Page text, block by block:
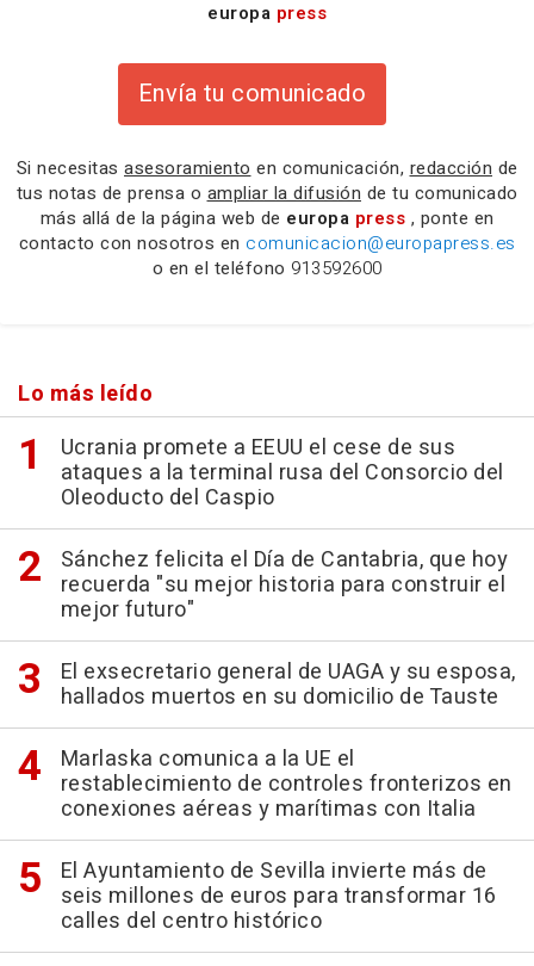
europa press
Envía tu comunicado
Si necesitas asesoramiento en comunicación, redacción de
tus notas de prensa o ampliar la difusión de tu comunicado
más allá de la página web de europa press , ponte en
contacto con nosotros en comunicacion@europapress.es
o en el teléfono 913592600
Lo más leído
Ucrania promete a EEUU el cese de sus
ataques a la terminal rusa del Consorcio del
Oleoducto del Caspio
Sánchez felicita el Día de Cantabria, que hoy
recuerda "su mejor historia para construir el
mejor futuro"
El exsecretario general de UAGA y su esposa,
hallados muertos en su domicilio de Tauste
Marlaska comunica a la UE el
restablecimiento de controles fronterizos en
conexiones aéreas y marítimas con Italia
El Ayuntamiento de Sevilla invierte más de
seis millones de euros para transformar 16
calles del centro histórico